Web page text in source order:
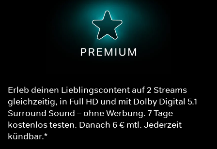
Erleb deinen Lieblingscontent auf 2 Streams
gleichzeitig, in Full HD und mit Dolby Digital 5.1
Surround Sound – ohne Werbung. 7 Tage
kostenlos testen. Danach 6 € mtl. Jederzeit
kündbar.*